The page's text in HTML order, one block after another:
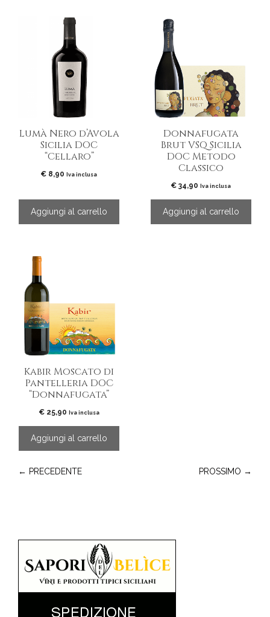
Lumà Nero d’Avola
Sicilia DOC
“Cellaro”
€ 8,90 Iva inclusa
Aggiungi al carrello
Donnafugata
Brut VSQ Sicilia
DOC Metodo
Classico
€ 34,90 Iva inclusa
Aggiungi al carrello
Kabir Moscato di
Pantelleria DOC
“Donnafugata”
€25,90 Iva inclusa
Aggiungi al carrello
← PRECEDENTE PROSSIMO →